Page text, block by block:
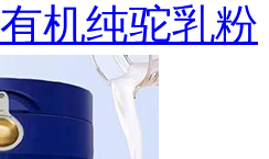
机纯驼乳粉